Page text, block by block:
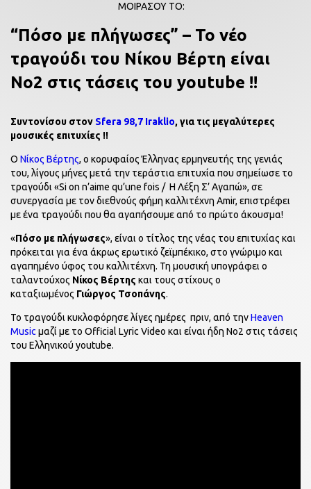
ΜΟΙΡΑΣΟΥ ΤΟ:
“Πόσο με πλήγωσες” – Το νέο
τραγούδι του Νίκου Βέρτη είναι
Νο2 στις τάσεις του youtube !!
Συντονίσου στον Sfera 98,7 Iraklio, για τις μεγαλύτερες
μουσικές επιτυχίες !!
O Νίκος Βέρτης, ο κορυφαίος Έλληνας ερμηνευτής της γενιάς
του, λίγους μήνες μετά την τεράστια επιτυχία που σημείωσε το
τραγούδι «Si on n’aime qu’une fois / H Λέξη Σ’ Αγαπώ», σε
συνεργασία με τον διεθνούς φήμη καλλιτέχνη Amir, επιστρέφει
με ένα τραγούδι που θα αγαπήσουμε από το πρώτο άκουσμα!
«Πόσο με πλήγωσες», είναι ο τίτλος της νέας του επιτυχίας και
πρόκειται για ένα άκρως ερωτικό ζεϊμπέκικο, στο γνώριμο και
αγαπημένο ύφος του καλλιτέχνη. Τη μουσική υπογράφει ο
ταλαντούχος Νίκος Βέρτης και τους στίχους ο
καταξιωμένος Γιώργος Τσοπάνης.
Το τραγούδι κυκλοφόρησε λίγες ημέρες πριν, από τηνHeaven
Music μαζί με το Official Lyric Video και είναι ήδη Νο2 στις τάσεις
του Ελληνικού youtube.